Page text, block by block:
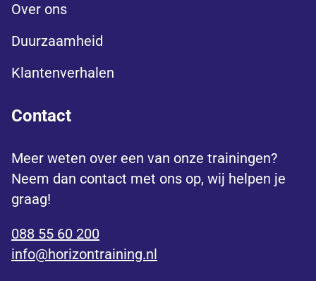
Over ons
Duurzaamheid
Klantenverhalen
Contact
Meer weten over een van onze trainingen?
Neem dan contact met ons op, wij helpen je
graag!
088 55 60 200
info@horizontraining.nl